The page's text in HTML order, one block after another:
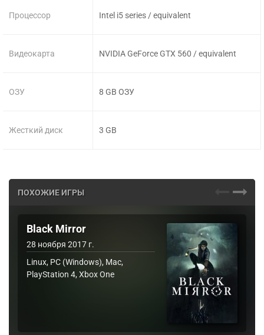
Процессор
Видеокарта
ОЗУ
Жесткий диск
Intel i5 series / equivalent
NVIDIA GeForce GTX 560 / equivalent
8 GB ОЗУ
3 GB
ПОХОЖИЕ ИГРЫ
Black Mirror
28 ноября 2017 г.
Linux, PC (Windows), Mac,
PlayStation 4, Xbox One